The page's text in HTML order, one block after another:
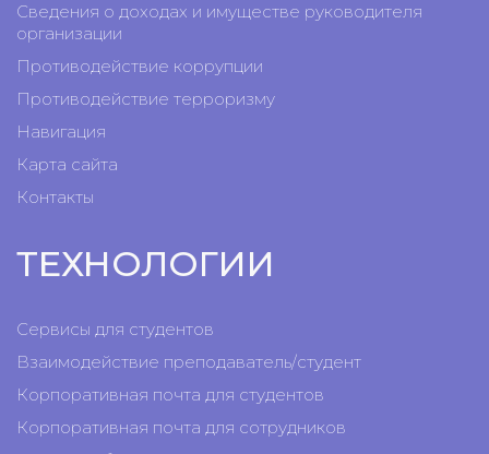
Сведения о доходах и имуществе руководителя
организации
Противодействие коррупции
Противодействие терроризму
Навигация
Карта сайта
Контакты
ТЕХНОЛОГИИ
Сервисы для студентов
Взаимодействие преподаватель/студент
Корпоративная почта для студентов
Корпоративная почта для сотрудников